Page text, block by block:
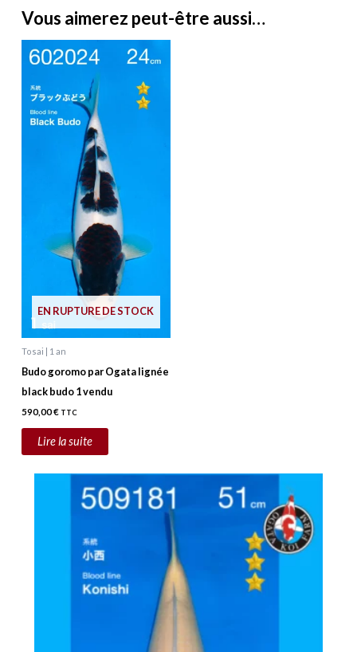
Vous aimerez peut-être aussi…
EN RUPTURE DE STOCK
Tosai | 1 an
Budo goromo par Ogata lignée
black budo 1 vendu
590,00€ TTC
Lire la suite